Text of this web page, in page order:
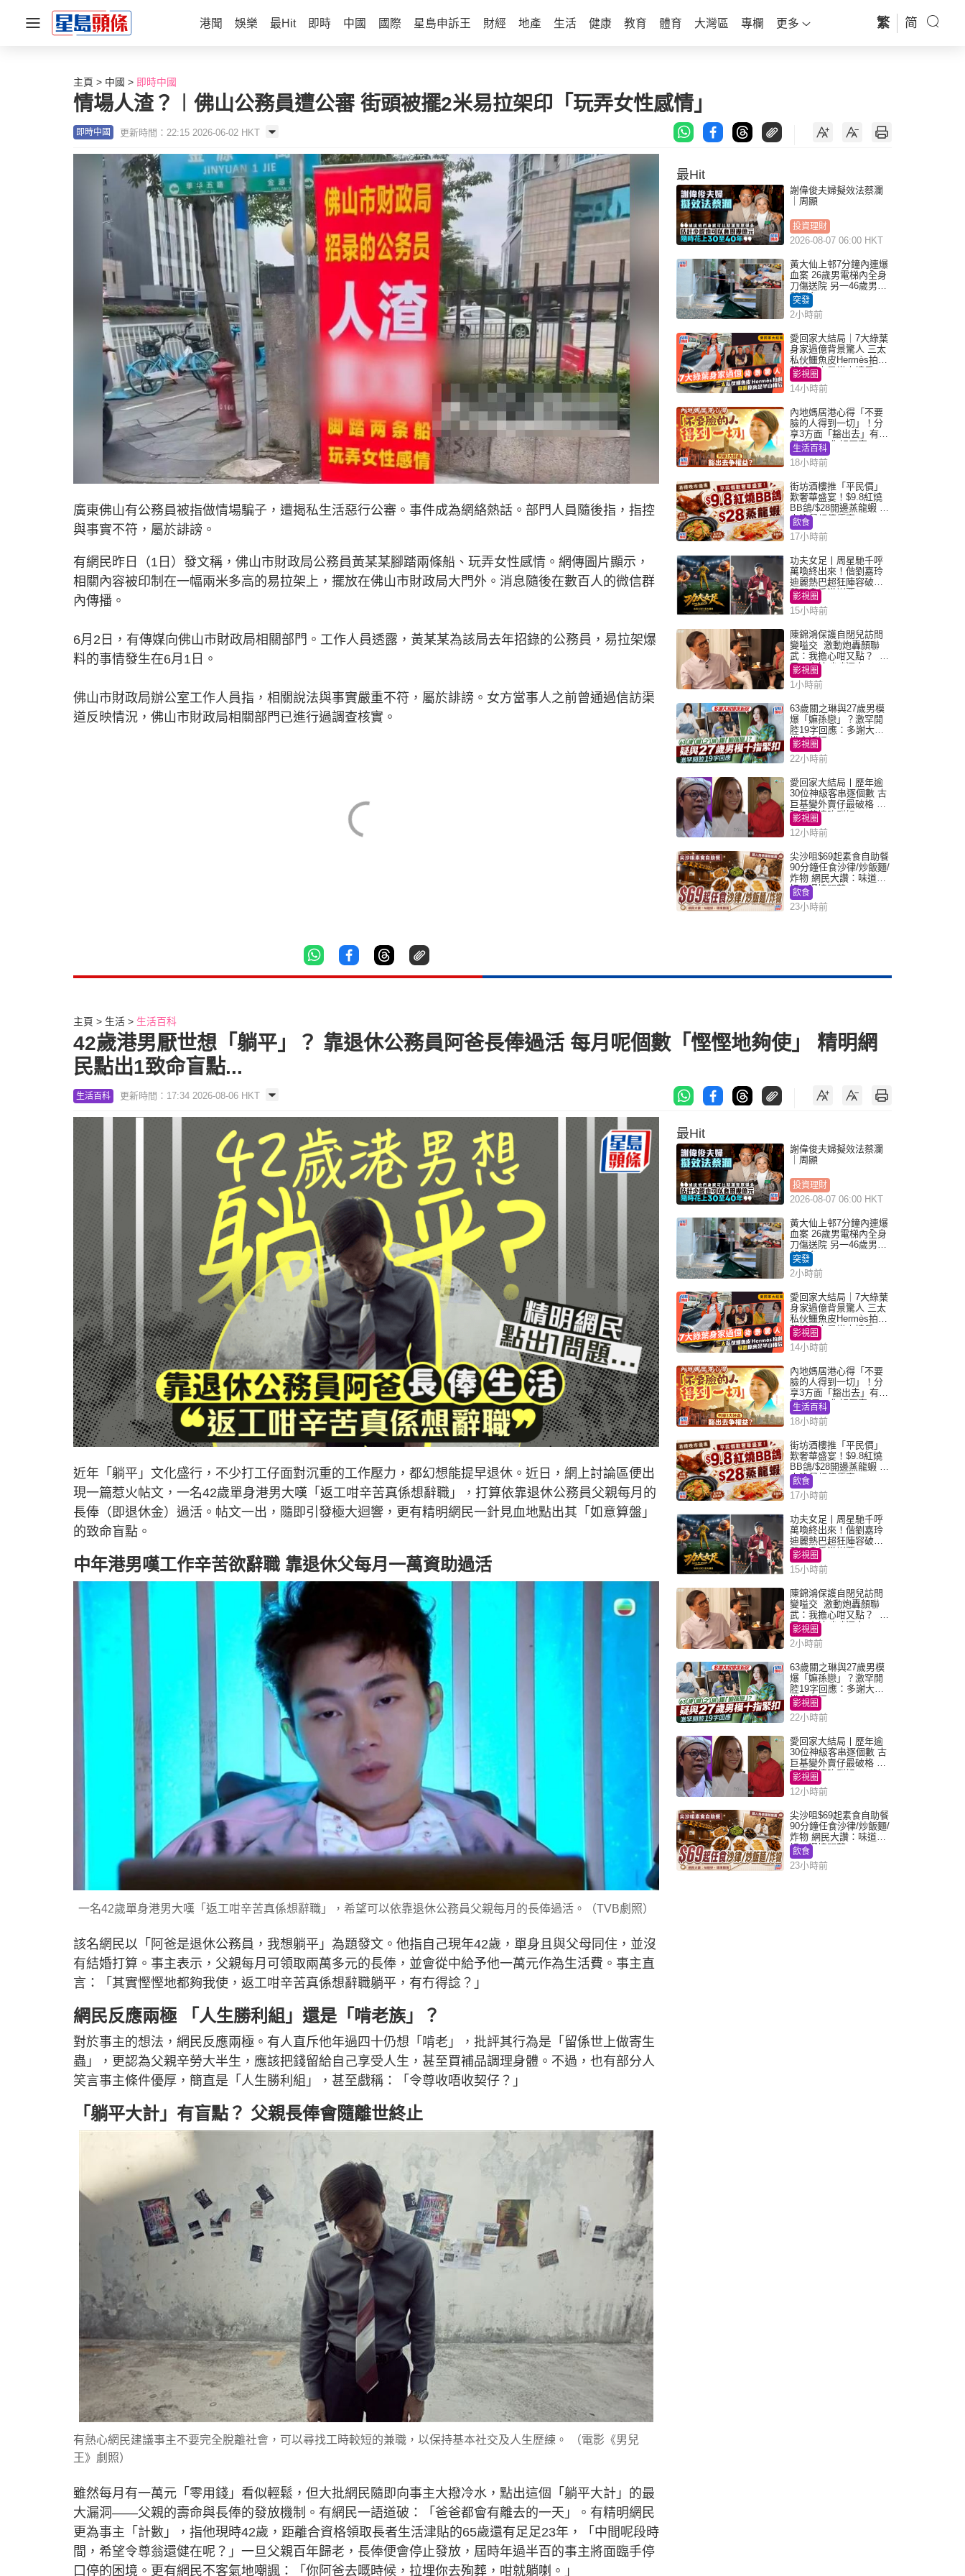
港聞 娛樂 最Hit 即時 中國 國際 星島申訴王 財經 地產 生活 健康 教育 體育 大灣區 專欄 更多 繁 简
主頁 中國 即時中國
情場人渣？︱佛山公務員遭公審 街頭被擺2米易拉架印「玩弄女性感情」
即時中國 更新時間：22:15 2026-06-02 HKT
廣東佛山有公務員被指做情場騙子，遭揭私生活惡行公審。事件成為網絡熱話。部門人員隨後指，指控
與事實不符，屬於誹謗。
有網民昨日（1日）發文稱，佛山市財政局公務員黃某某腳踏兩條船、玩弄女性感情。網傳圖片顯示，
相關內容被印制在一幅兩米多高的易拉架上，擺放在佛山市財政局大門外。消息隨後在數百人的微信群
內傳播。
6月2日，有傳媒向佛山市財政局相關部門。工作人員透露，黃某某為該局去年招錄的公務員，易拉架爆
料的事情發生在6月1日。
佛山市財政局辦公室工作人員指，相關說法與事實嚴重不符，屬於誹謗。女方當事人之前曾通過信訪渠
道反映情況，佛山市財政局相關部門已進行過調查核實。
最Hit
謝偉俊夫婦擬效法蔡瀾
｜周顯
投資理財
2026-08-07 06:00 HKT
黃大仙上邨7分鐘內連爆
血案 26歲男電梯內全身
刀傷送院 另一46歲男倒
斃平台
突發
2小時前
愛回家大結局｜7大綠葉
身家過億背景驚人 三太
私伙鱷魚皮Hermès拍劇
蘇姐原來是半山樓后
影視圈
14小時前
內地媽居港心得「不要
臉的人得到一切」！分
享3方面「豁出去」有著
數 網民：你好厲害
生活百科
18小時前
街坊酒樓推「平民價」
歎奢華盛宴！$9.8紅燒
BB鴿/$28開邊蒸龍蝦 3
大晚餐超值優惠
飲食
17小時前
功夫女足丨周星馳千呼
萬喚終出來！偕劉嘉玲
迪麗熱巴超狂陣容破天
荒現身香港謝票
影視圈
15小時前
陳錦鴻保護自閉兒訪問
變嗌交 激動炮轟顏聯
武：我擔心咁又點？ 網
民：主持咄咄逼人
影視圈
1小時前
63歲關之琳與27歲男模
爆「嫲孫戀」？激罕開
腔19字回應：多謝大家
掛念近況
影視圈
22小時前
愛回家大結局丨歷年逾
30位神級客串逐個數 古
巨基變外賣仔最破格 歐
陽震華情陷群姐
影視圈
12小時前
尖沙咀$69起素食自助餐
90分鐘任食沙律/炒飯麵/
炸物 網民大讚：味道
好，環境闊落
飲食
23小時前
主頁 生活 生活百科
42歲港男厭世想「躺平」？ 靠退休公務員阿爸長俸過活 每月呢個數「慳慳地夠使」 精明網
民點出1致命盲點...
生活百科 更新時間：17:34 2026-08-06 HKT
近年「躺平」文化盛行，不少打工仔面對沉重的工作壓力，都幻想能提早退休。近日，網上討論區便出
現一篇惹火帖文，一名42歲單身港男大嘆「返工咁辛苦真係想辭職」，打算依靠退休公務員父親每月的
長俸（即退休金）過活。帖文一出，隨即引發極大迴響，更有精明網民一針見血地點出其「如意算盤」
的致命盲點。
中年港男嘆工作辛苦欲辭職 靠退休父每月一萬資助過活
一名42歲單身港男大嘆「返工咁辛苦真係想辭職」，希望可以依靠退休公務員父親每月的長俸過活。（TVB劇照）
該名網民以「阿爸是退休公務員，我想躺平」為題發文。他指自己現年42歲，單身且與父母同住，並沒
有結婚打算。事主表示，父親每月可領取兩萬多元的長俸，並會從中給予他一萬元作為生活費。事主直
言：「其實慳慳地都夠我使，返工咁辛苦真係想辭職躺平，有冇得諗？」
網民反應兩極 「人生勝利組」還是「啃老族」？
對於事主的想法，網民反應兩極。有人直斥他年過四十仍想「啃老」，批評其行為是「留係世上做寄生
蟲」，更認為父親辛勞大半生，應該把錢留給自己享受人生，甚至買補品調理身體。不過，也有部分人
笑言事主條件優厚，簡直是「人生勝利組」，甚至戲稱：「令尊收唔收契仔？」
「躺平大計」有盲點？ 父親長俸會隨離世終止
有熱心網民建議事主不要完全脫離社會，可以尋找工時較短的兼職，以保持基本社交及人生歷練。 （電影《男兒
王》劇照）
雖然每月有一萬元「零用錢」看似輕鬆，但大批網民隨即向事主大撥冷水，點出這個「躺平大計」的最
大漏洞——父親的壽命與長俸的發放機制。有網民一語道破：「爸爸都會有離去的一天」。有精明網民
更為事主「計數」，指他現時42歲，距離合資格領取長者生活津貼的65歲還有足足23年，「中間呢段時
間，希望令尊翁還健在呢？」一旦父親百年歸老，長俸便會停止發放，屆時年過半百的事主將面臨手停
口停的困境。更有網民不客氣地嘲諷：「你阿爸去嘅時候，拉埋你去殉葬，咁就躺喇。」
最Hit
謝偉俊夫婦擬效法蔡瀾
｜周顯
投資理財
2026-08-07 06:00 HKT
黃大仙上邨7分鐘內連爆
血案 26歲男電梯內全身
刀傷送院 另一46歲男倒
斃平台
突發
2小時前
愛回家大結局｜7大綠葉
身家過億背景驚人 三太
私伙鱷魚皮Hermès拍劇
蘇姐原來是半山樓后
影視圈
14小時前
內地媽居港心得「不要
臉的人得到一切」！分
享3方面「豁出去」有著
數 網民：你好厲害
生活百科
18小時前
街坊酒樓推「平民價」
歎奢華盛宴！$9.8紅燒
BB鴿/$28開邊蒸龍蝦 3
大晚餐超值優惠
飲食
17小時前
功夫女足丨周星馳千呼
萬喚終出來！偕劉嘉玲
迪麗熱巴超狂陣容破天
荒現身香港謝票
影視圈
15小時前
陳錦鴻保護自閉兒訪問
變嗌交 激動炮轟顏聯
武：我擔心咁又點？ 網
民：主持咄咄逼人
影視圈
2小時前
63歲關之琳與27歲男模
爆「嫲孫戀」？激罕開
腔19字回應：多謝大家
掛念近況
影視圈
22小時前
愛回家大結局丨歷年逾
30位神級客串逐個數 古
巨基變外賣仔最破格 歐
陽震華情陷群姐
影視圈
12小時前
尖沙咀$69起素食自助餐
90分鐘任食沙律/炒飯麵/
炸物 網民大讚：味道
好，環境闊落
飲食
23小時前